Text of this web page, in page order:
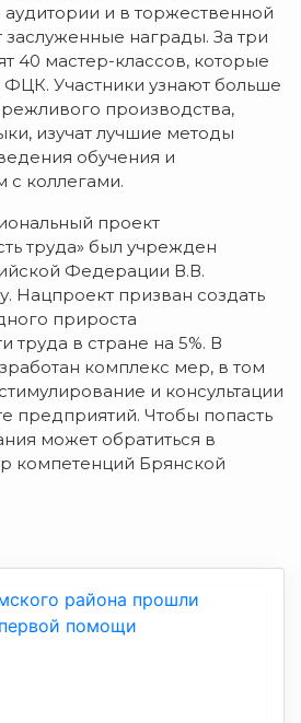
аудитории и в торжественной
заслуженные награды. За три
40 мастер-классов, которые
Участники узнают больше
производства,
изучат лучшие методы
обучения и
с коллегами.
проект
труда» был учрежден
Федерации В.В.
Нацпроект призван создать
прироста
труда в стране на 5%. В
комплекс мер, в том
и консультации
предприятий. Чтобы попасть
может обратиться в
компетенций Брянской